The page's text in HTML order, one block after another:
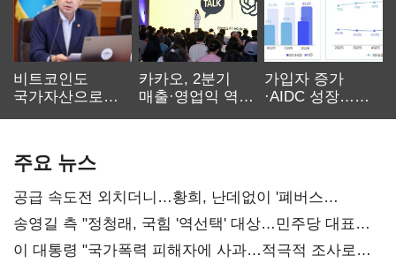
비트코인도
국가자산으로…'
카카오, 2분기
매출·영업익 역대
가입자 증가
·AIDC 성장…
주요 뉴스
공급 속도전 외치더니…황희, 난데없이 '폐버스
리모델링' 제안
송영길 측 "정청래, 국힘 '역선택' 대상…민주당 대표로
총선 지휘 못해"
이 대통령 "국가폭력 피해자에 사과…적극적 조사로